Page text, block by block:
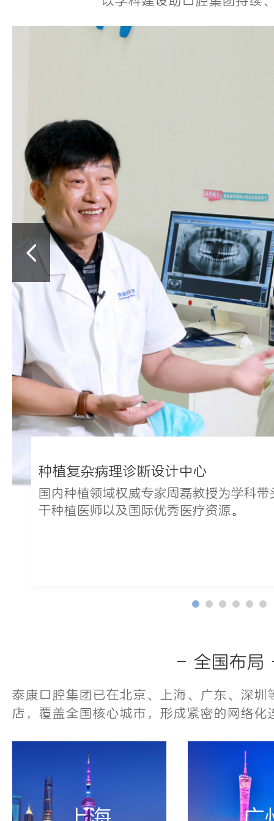
种植复杂病理诊断设计中心
国内种植领域权威专家周磊教授为学科
干种植医师以及国际优秀医疗资源。
- 全国布
泰康口腔集团已在北京、上海、广东、深
店，覆盖全国核心城市，形成紧密的网络化